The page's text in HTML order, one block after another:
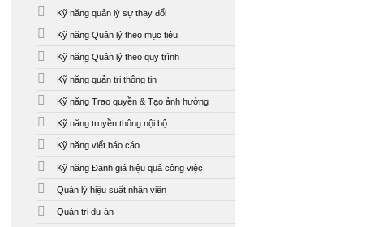
Kỹ năng quản lý sự thay đổi
Kỹ năng Quản lý theo mục tiêu
Kỹ năng Quản lý theo quy trình
Kỹ năng quản trị thông tin
Kỹ năng Trao quyền & Tạo ảnh hưởng
Kỹ năng truyền thông nội bộ
Kỹ năng viết báo cáo
Kỹ năng Đánh giá hiệu quả công việc
Quản lý hiệu suất nhân viên
Quản trị dự án